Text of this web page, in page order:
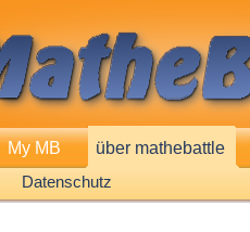
My MB
über mathebattle
Datenschutz